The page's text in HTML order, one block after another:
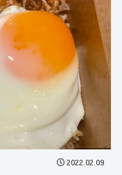
2022.02.09